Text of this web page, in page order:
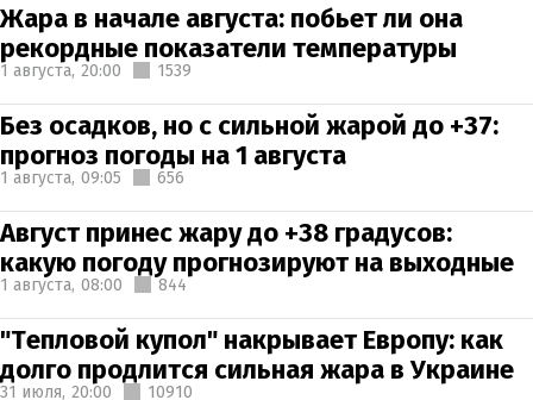
Жара в начале августа: побьет ли она
рекордные показатели температуры
1 августа, 20:00 1539
Без осадков, но с сильной жарой до +37:
прогноз погоды на 1 августа
1 августа, 09:05 656
Август принес жару до +38 градусов:
какую погоду прогнозируют на выходные
1 августа, 08:00 844
"Тепловой купол" накрывает Европу: как
долго продлится сильная жара в Украине
31 июля, 20:00 10910